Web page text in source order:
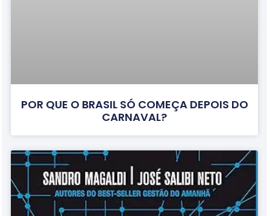
POR QUE O BRASIL SÓ COMEÇA DEPOIS DO
CARNAVAL?